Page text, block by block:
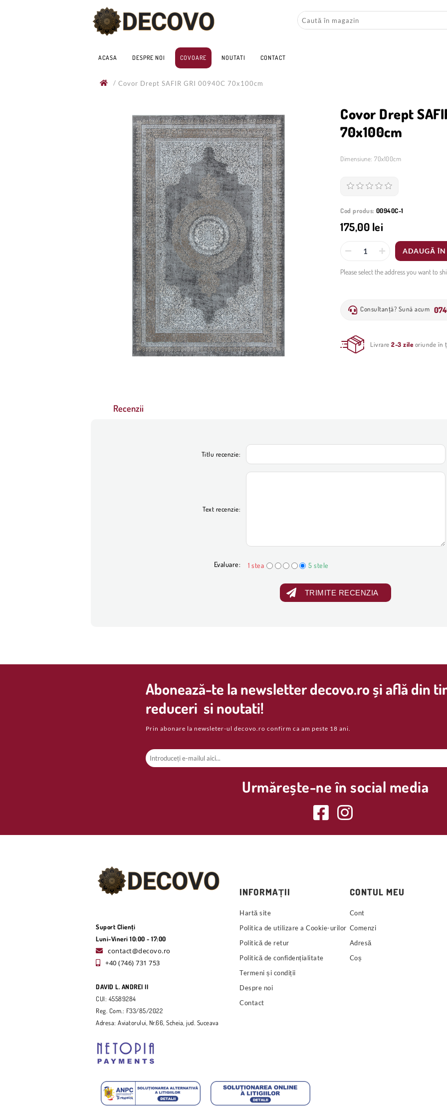
ACASA DESPRE NOI COVOARE NOUTATI CONTACT
/ Covor Drept SAFIR GRI 00940C 70x100cm
Covor Drept
70x100cm
Dimensiune: 70x100cm
Cod produs: 00940C-1
175,00 lei
ADAUGĂ ÎN
Please select the address you want to
Consultanță? Sună acum
Livrare2-3 zile oriunde în
Recenzii
Titlu recenzie:
Text recenzie:
Evaluare: 1 stea 5 stele
TRIMITE RECENZIA
Abonează-te la newsletter decovo.ro și află din
reduceri si noutati!
Prin abonare la newsleter-ul decovo.ro confirm ca am peste 18 ani.
Urmărește-ne în social media
Suport Clienți
Luni-Vineri 10:00 - 17:00
contact@decovo.ro
+40 (746) 731 753
DAVID L. ANDREI II
CUI: 45589284
Reg. Com.: F33/85/2022
Adresa: Aviatorului, Nr.66, Scheia, jud. Suceava
INFORMAȚII
Hartă site
Politica de utilizare a Cookie-urilor
Politică de retur
Politică de confidențialitate
Termeni și condiții
Despre noi
Contact
CONTUL MEU
Cont
Comenzi
Adresă
Coș